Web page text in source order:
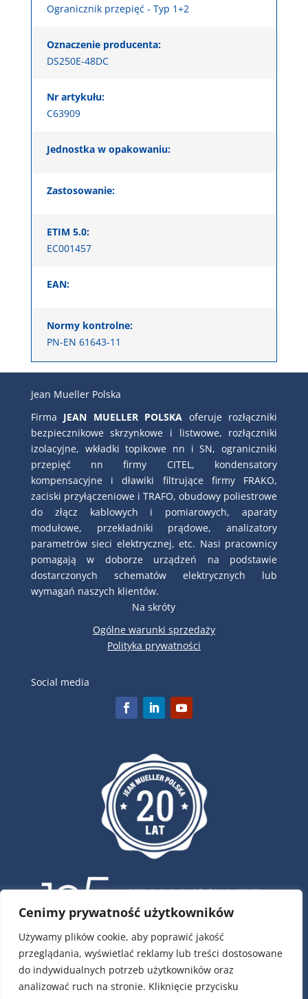
Cenimy prywatność użytkowników
Używamy plików cookie, aby poprawić jakość
przeglądania, wyświetlać reklamy lub treści dostosowane
do indywidualnych potrzeb użytkowników oraz
analizować ruch na stronie. Kliknięcie przycisku
Ogranicznik przepięć - Typ 1+2
Oznaczenie producenta:
DS250E-48DC
Nr artykułu:
C63909
Jednostka w opakowaniu:
Zastosowanie:
ETIM 5.0:
EC001457
EAN:
Normy kontrolne:
PN-EN 61643-11
Jean Mueller Polska
Firma JEAN MUELLER POLSKA oferuje rozłączniki
bezpiecznikowe skrzynkowe i listwowe, rozłączniki
izolacyjne, wkładki topikowe nn i SN, ograniczniki
przepięć nn firmy CITEL, kondensatory
kompensacyjne i dławiki filtrujące firmy FRAKO,
zaciski przyłączeniowe i TRAFO, obudowy poliestrowe
do złącz kablowych i pomiarowych, aparaty
modułowe, przekładniki prądowe, analizatory
parametrów sieci elektrycznej, etc. Nasi pracownicy
pomagają w doborze urządzeń na podstawie
dostarczonych schematów elektrycznych lub
wymagań naszych klientów.
Na skróty
Ogólne warunki sprzedaży
Polityka prywatności
Social media
ul. Krótka 4, 02-293 Warszawa
tel.:22 / 751 79 01
tel.:22 / 868 00 58